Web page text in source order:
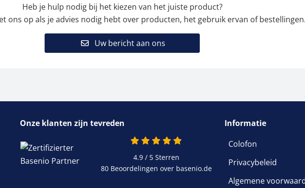
Heb je hulp nodig bij het kiezen van het juiste product?
ons op als je advies nodig hebt over producten, het gebruik ervan of bestellingen.
Uw bericht aan ons
Onze klanten zijn tevreden
4.9 / 5Sterren
80 Beoordelingen over basenio.de
Informatie
Colofon
Privacybeleid
Algemene